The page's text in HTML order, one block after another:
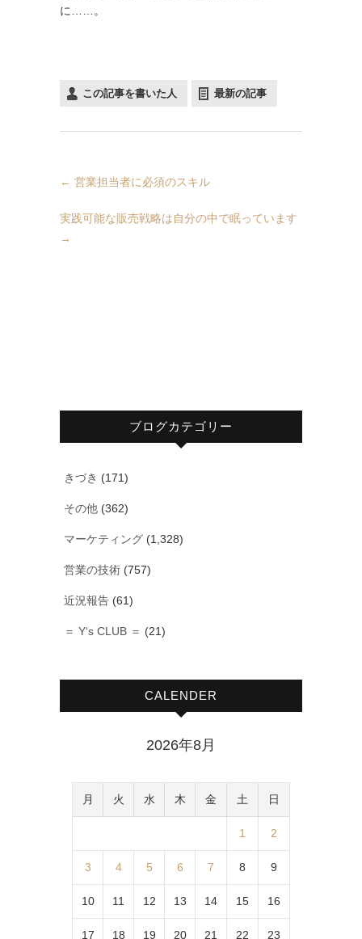
に……。
この記事を書いた人 最新の記事
← 営業担当者に必須のスキル
実践可能な販売戦略は自分の中で眠っています
→
ブログカテゴリー
きづき (171)
その他 (362)
マーケティング (1,328)
営業の技術 (757)
近況報告 (61)
＝ Y‘s CLUB ＝ (21)
CALENDER
2026年8月
月 火 水 木 金 土 日
1 2
3 4 5 6 7 8 9
10 11 12 13 14 15 16
17 18 19 20 21 22 23